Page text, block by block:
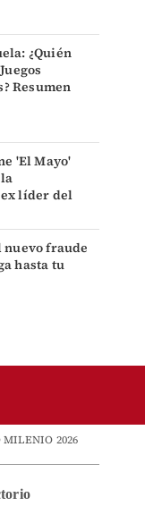
¿Quién
Resumen
'El Mayo'
líder del
nuevo fraude
hasta tu
MILENIO 2026